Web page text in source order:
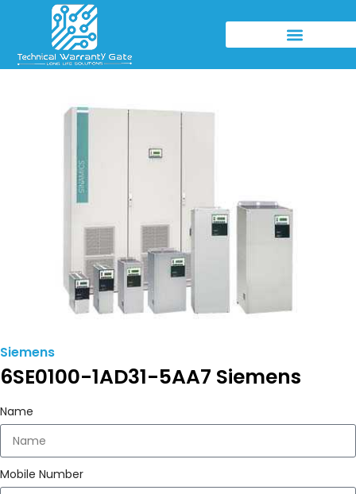
Siemens
6SE0100-1AD31-5AA7 Siemens
Name
Mobile Number